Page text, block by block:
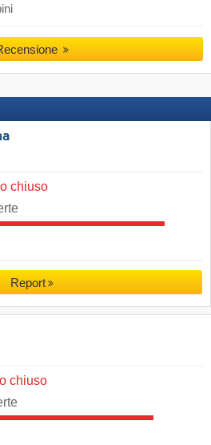
chiuso
Report
chiuso